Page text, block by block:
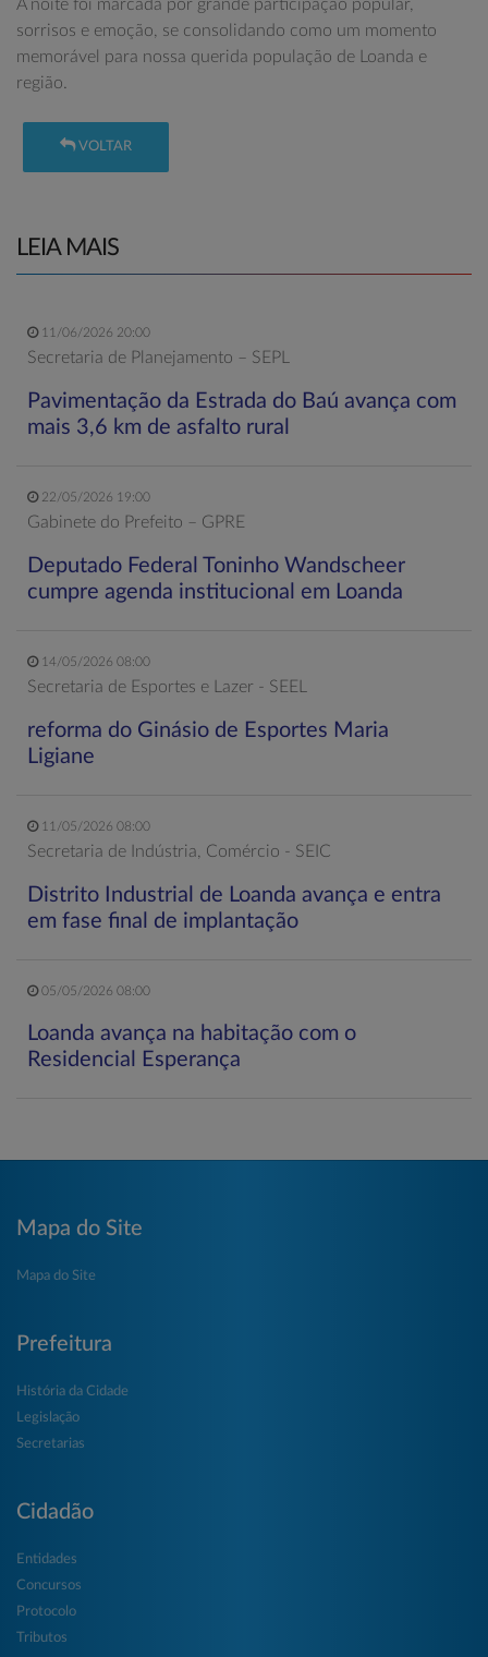
A noite foi marcada por grande participação popular,
sorrisos e emoção, se consolidando como um momento
memorável para nossa querida população de Loanda e
região.
VOLTAR
LEIA MAIS
11/06/2026 20:00
Secretaria de Planejamento – SEPL
Pavimentação da Estrada do Baú avança com
mais 3,6 km de asfalto rural
22/05/2026 19:00
Gabinete do Prefeito – GPRE
Deputado Federal Toninho Wandscheer
cumpre agenda institucional em Loanda
14/05/2026 08:00
Secretaria de Esportes e Lazer - SEEL
reforma do Ginásio de Esportes Maria
Ligiane
11/05/2026 08:00
Secretaria de Indústria, Comércio - SEIC
Distrito Industrial de Loanda avança e entra
em fase final de implantação
05/05/2026 08:00
Loanda avança na habitação com o
Residencial Esperança
Mapa do Site
Mapa do Site
Prefeitura
História da Cidade
Legislação
Secretarias
Cidadão
Entidades
Concursos
Protocolo
Tributos